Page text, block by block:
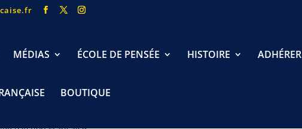
MÉDIAS ÉCOLE DE PENSÉE HISTOIRE ADHÉRER
BOUTIQUE